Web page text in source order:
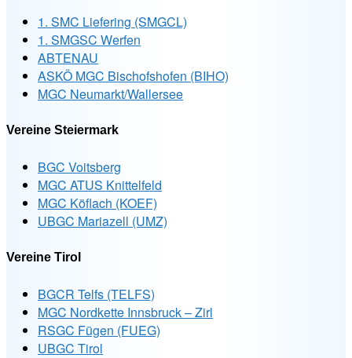
1. SMC Liefering (SMGCL)
1. SMGSC Werfen
ABTENAU
ASKÖ MGC Bischofshofen (BIHO)
MGC Neumarkt/Wallersee
Vereine Steiermark
BGC Voitsberg
MGC ATUS Knittelfeld
MGC Köflach (KOEF)
UBGC Mariazell (UMZ)
Vereine Tirol
BGCR Telfs (TELFS)
MGC Nordkette Innsbruck – Zirl
RSGC Fügen (FUEG)
UBGC Tirol